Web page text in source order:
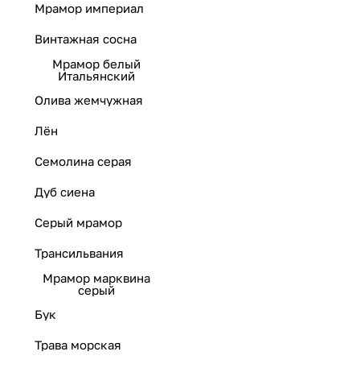
Мрамор империал
Винтажная сосна
Мрамор белый
Итальянский
Олива жемчужная
Лён
Семолина серая
Дуб сиена
Серый мрамор
Трансильвания
Мрамор марквина
серый
Бук
Трава морская